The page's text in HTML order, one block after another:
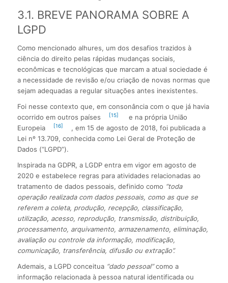
3.1. BREVE PANORAMA SOBRE A
LGPD
Como mencionado alhures, um dos desafios trazidos à
ciência do direito pelas rápidas mudanças sociais,
econômicas e tecnológicas que marcam a atual sociedade é
a necessidade de revisão e/ou criação de novas normas que
sejam adequadas a regular situações antes inexistentes.
Foi nesse contexto que, em consonância com o que já havia
ocorrido em outros países
[15]
e na própria União
Europeia
[16]
, em 15 de agosto de 2018, foi publicada a
Lei nº 13.709, conhecida como Lei Geral de Proteção de
Dados (“LGPD”).
Inspirada na GDPR, a LGDP entra em vigor em agosto de
2020 e estabelece regras para atividades relacionadas ao
tratamento de dados pessoais, definido como “toda
operação realizada com dados pessoais, como as que se
referem a coleta, produção, recepção, classificação,
utilização, acesso, reprodução, transmissão, distribuição,
processamento, arquivamento, armazenamento, eliminação,
avaliação ou controle da informação, modificação,
comunicação, transferência, difusão ou extração”.
Ademais, a LGPD conceitua “dado pessoal”como a
informação relacionada à pessoa natural identificada ou